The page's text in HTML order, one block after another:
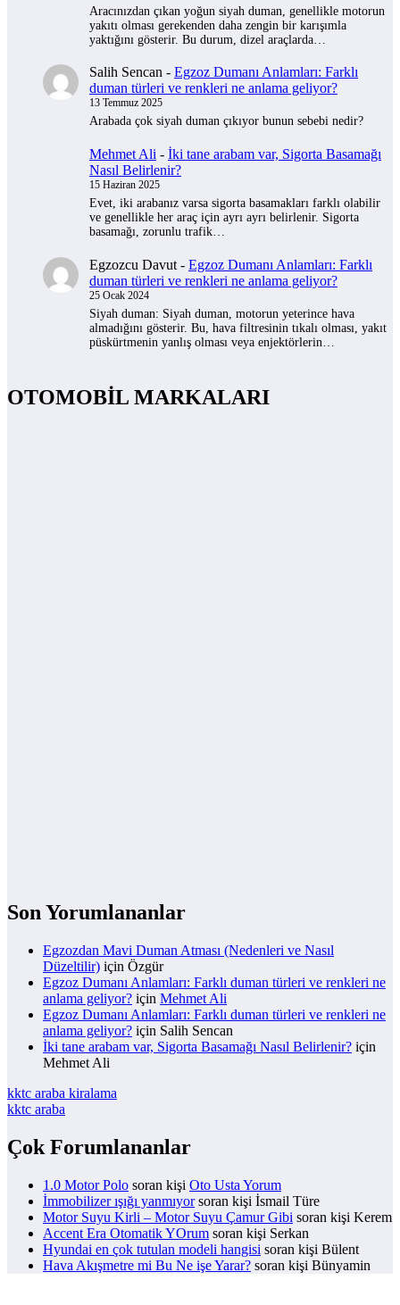
Aracınızdan çıkan yoğun siyah duman, genellikle motorun
yakıtı olması gerekenden daha zengin bir karışımla
yaktığını gösterir. Bu durum, dizel araçlarda…
Salih Sencan - Egzoz Dumanı Anlamları: Farklı
duman türleri ve renkleri ne anlama geliyor?
13 Temmuz 2025
Arabada çok siyah duman çıkıyor bunun sebebi nedir?
Mehmet Ali - İki tane arabam var, Sigorta Basamağı
Nasıl Belirlenir?
15 Haziran 2025
Evet, iki arabanız varsa sigorta basamakları farklı olabilir
ve genellikle her araç için ayrı ayrı belirlenir. Sigorta
basamağı, zorunlu trafik…
Egzozcu Davut - Egzoz Dumanı Anlamları: Farklı
duman türleri ve renkleri ne anlama geliyor?
25 Ocak 2024
Siyah duman: Siyah duman, motorun yeterince hava
almadığını gösterir. Bu, hava filtresinin tıkalı olması, yakıt
püskürtmenin yanlış olması veya enjektörlerin…
OTOMOBİL MARKALARI
Son Yorumlananlar
Egzozdan Mavi Duman Atması (Nedenleri ve Nasıl
Düzeltilir) için Özgür
Egzoz Dumanı Anlamları: Farklı duman türleri ve renkleri ne
anlama geliyor? için Mehmet Ali
Egzoz Dumanı Anlamları: Farklı duman türleri ve renkleri ne
anlama geliyor? için Salih Sencan
İki tane arabam var, Sigorta Basamağı Nasıl Belirlenir? için
Mehmet Ali
kktc araba kiralama
kktc araba
Çok Forumlananlar
1.0 Motor Polo soran kişi Oto Usta Yorum
İmmobilizer ışığı yanmıyorsoran kişi İsmail Türe
Motor Suyu Kirli – Motor Suyu Çamur Gibi soran kişi Kerem
Accent Era Otomatik YOrum soran kişi Serkan
Hyundai en çok tutulan modeli hangisi soran kişi Bülent
Hava Akışmetre mi Bu Ne işe Yarar? soran kişi Bünyamin